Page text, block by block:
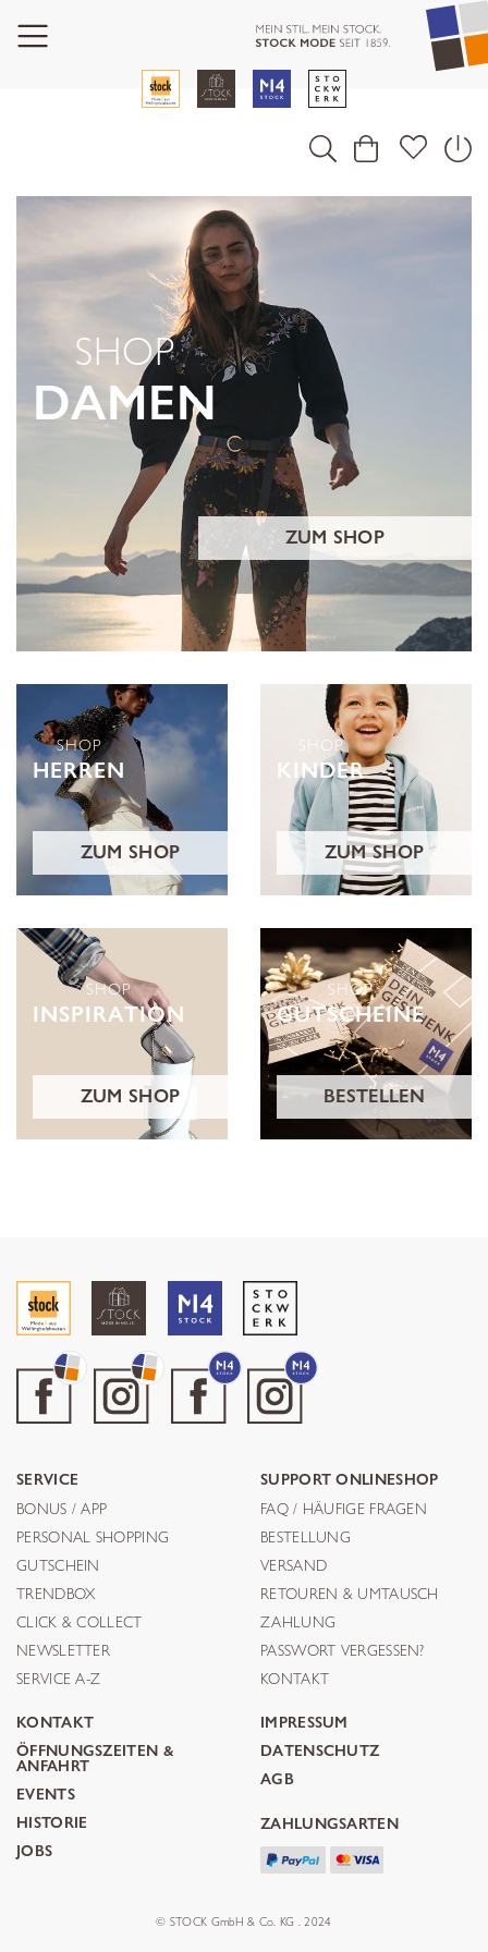
SHOP
DAMEN
ZUM SHOP
SHOP
HERREN
ZUM SHOP
SHOP
KINDER
ZUM SHOP
SHOP
INSPIRATION
ZUM SHOP
SHOP
GUTSCHEINE
BESTELLEN
SERVICE
BONUS / APP
PERSONAL SHOPPING
GUTSCHEIN
TRENDBOX
CLICK & COLLECT
NEWSLETTER
SERVICE A-Z
SUPPORT ONLINESHOP
FAQ / HÄUFIGE FRAGEN
BESTELLUNG
VERSAND
RETOUREN & UMTAUSCH
ZAHLUNG
PASSWORT VERGESSEN?
KONTAKT
KONTAKT
ÖFFNUNGSZEITEN &
ANFAHRT
EVENTS
HISTORIE
JOBS
IMPRESSUM
DATENSCHUTZ
AGB
ZAHLUNGSARTEN
© STOCK GmbH & Co. KG . 2024